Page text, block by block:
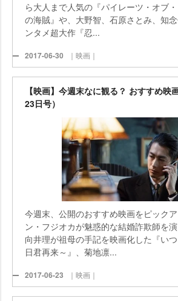
ら大人まで人気の『パイレーツ・オブ
の海賊』や、大野智、石原さとみ、知
ンタメ超大作『忍...
2017-06-30 ｜映画｜
【映画】今週末なに観る？ おすすめ映
23日号）
今週末、公開のおすすめ映画をピック
ン・フジオカが魅惑的な結婚詐欺師を演
向井理が祖母の手記を映画化した『い
日君再来～』、菊地凛...
2017-06-23 ｜映画｜